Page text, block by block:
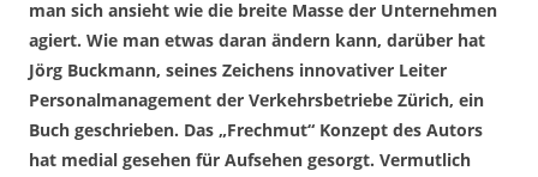
man sich ansieht wie die breite Masse der Unternehmen
agiert. Wie man etwas daran ändern kann, darüber hat
Jörg Buckmann, seines Zeichens innovativer Leiter
Personalmanagement der Verkehrsbetriebe Zürich, ein
Buch geschrieben. Das „Frechmut“ Konzept des Autors
hat medial gesehen für Aufsehen gesorgt. Vermutlich